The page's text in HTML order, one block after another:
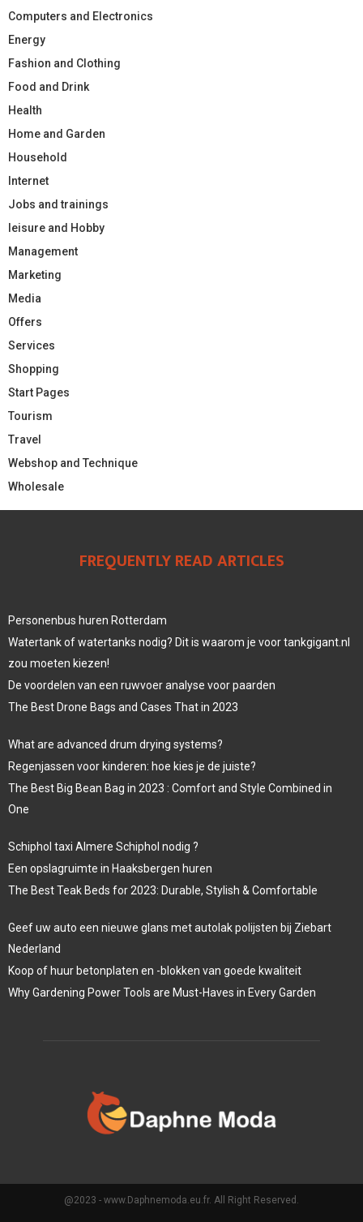
Computers and Electronics
Energy
Fashion and Clothing
Food and Drink
Health
Home and Garden
Household
Internet
Jobs and trainings
leisure and Hobby
Management
Marketing
Media
Offers
Services
Shopping
Start Pages
Tourism
Travel
Webshop and Technique
Wholesale
FREQUENTLY READ ARTICLES
Personenbus huren Rotterdam
Watertank of watertanks nodig? Dit is waarom je voor tankgigant.nl
zou moeten kiezen!
De voordelen van een ruwvoer analyse voor paarden
The Best Drone Bags and Cases That in 2023
What are advanced drum drying systems?
Regenjassen voor kinderen: hoe kies je de juiste?
The Best Big Bean Bag in 2023 : Comfort and Style Combined in
One
Schiphol taxi Almere Schiphol nodig ?
Een opslagruimte in Haaksbergen huren
The Best Teak Beds for 2023: Durable, Stylish & Comfortable
Geef uw auto een nieuwe glans met autolak polijsten bij Ziebart
Nederland
Koop of huur betonplaten en -blokken van goede kwaliteit
Why Gardening Power Tools are Must-Haves in Every Garden
@2023 - www.Daphnemoda.eu.fr. All Right Reserved.